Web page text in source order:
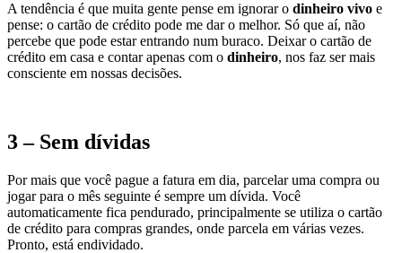
A tendência é que muita gente pense em ignorar o dinheiro vivo e
pense: o cartão de crédito pode me dar o melhor. Só que aí, não
percebe que pode estar entrando num buraco. Deixar o cartão de
crédito em casa e contar apenas com o dinheiro, nos faz ser mais
consciente em nossas decisões.
3 – Sem dívidas
Por mais que você pague a fatura em dia, parcelar uma compra ou
jogar para o mês seguinte é sempre um dívida. Você
automaticamente fica pendurado, principalmente se utiliza o cartão
de crédito para compras grandes, onde parcela em várias vezes.
Pronto, está endividado.